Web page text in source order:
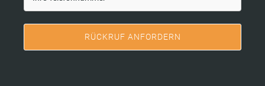
RÜCKRUF ANFORDERN